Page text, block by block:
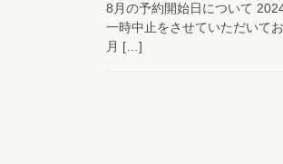
8月の予約開始日について
一時中止をさせていただいて
月 […]